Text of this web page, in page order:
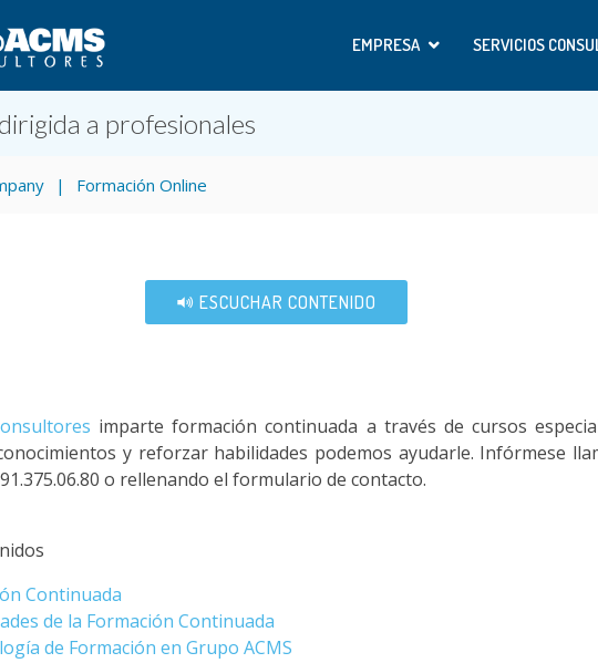
EMPRESA SERVICIOS
a profesionales
Formación Online
ESCUCHAR CONTENIDO
imparte formación continuada a través de cursos
y reforzar habilidades podemos ayudarle. Infórmese
o rellenando el formulario de contacto.
Continuada
de la Formación Continuada
de Formación en Grupo ACMS